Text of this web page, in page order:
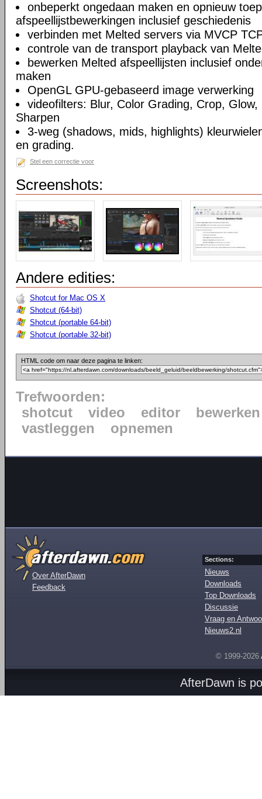
onbeperkt ongedaan maken en opnieuw
afspeellijstbewerkingen inclusief geschiedenis
verbinden met Melted servers via MVCP
controle van de transport playback van
bewerken Melted afspeellijsten inclusief
maken
OpenGL GPU-gebaseerd image verwerking
videofilters: Blur, Color Grading, Crop,
Sharpen
3-weg (shadows, mids, highlights)
en grading.
Stel een correctie voor
Screenshots:
Andere edities:
Shotcut for Mac OS X
Shotcut (64-bit)
Shotcut (portable 64-bit)
Shotcut (portable 32-bit)
HTML code om naar deze pagina te linken:
Trefwoorden:
shotcut
video editor
bewerken
vastleggen
opnemen
Over AfterDawn
Feedback
Sections:
Nieuws
Downloads
Top Downloads
Discussie
Vraag en
Nieuws2.nl
© 1999-2026
AfterDawn is